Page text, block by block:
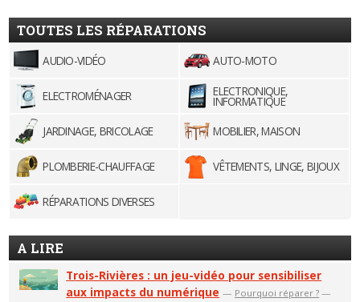
TOUTES LES RÉPARATIONS
AUDIO-VIDÉO AUTO-MOTO
ELECTROMÉNAGER ELECTRONIQUE,
INFORMATIQUE
JARDINAGE, BRICOLAGE
MOBILIER, MAISON
PLOMBERIE-CHAUFFAGE VÊTEMENTS, LINGE, BIJOUX
RÉPARATIONS DIVERSES
A LIRE
Trois-Rivières : un jeu-vidéo pour sensibiliser
aux impacts du numérique — Pourquoi réparer ? —